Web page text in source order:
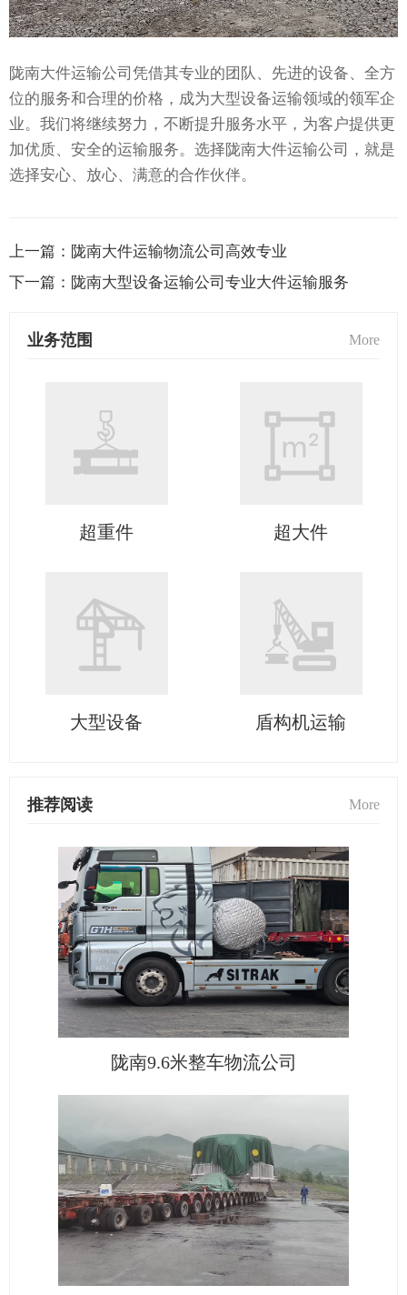
陇南大件运输公司凭借其专业的团队、先进的设备、全方
位的服务和合理的价格，成为大型设备运输领域的领军企
业。我们将继续努力，不断提升服务水平，为客户提供更
加优质、安全的运输服务。选择陇南大件运输公司，就是
选择安心、放心、满意的合作伙伴。
上一篇： 陇南大件运输物流公司高效专业
下一篇： 陇南大型设备运输公司专业大件运输服务
业务范围 More
超重件 超大件
大型设备 盾构机运输
推荐阅读 More
陇南9.6米整车物流公司